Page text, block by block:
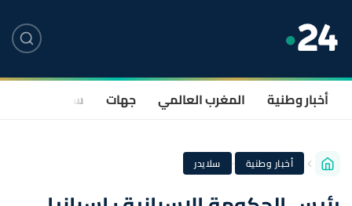
أخبار وطنية المغرب العالمي جهات سياسة
أخبار وطنية · سلايدر